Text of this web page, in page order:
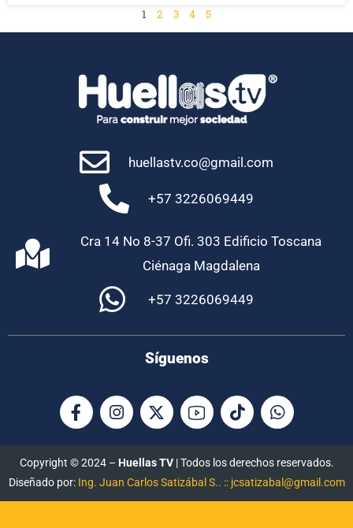
1 2 3 4 5
huellastv.co@gmail.com
+57 3226069449
Cra 14 No 8-37 Ofi. 303 Edificio Toscana
Ciénaga Magdalena
+57 3226069449
Síguenos
Copyright © 2024 – Huellas TV| Todos los derechos reservados.
Diseñado por: Ing. Juan Carlos Satizábal S.. :: jcsatizabal@gmail.com